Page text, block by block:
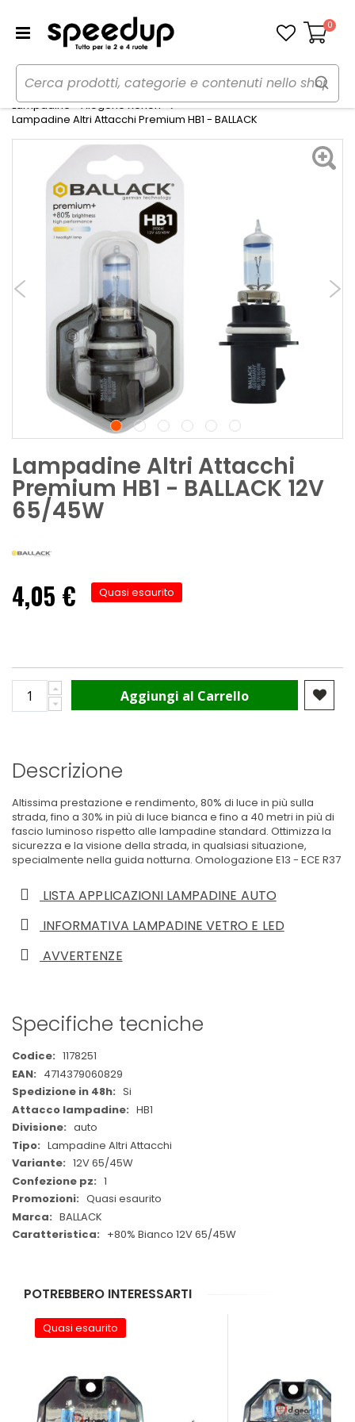
Carrello
0
Home Auto
Illuminazione
Lampadine - Alogene Xenon
Lampadine Altri Attacchi Premium HB1 - BALLACK
Lampadine Altri Attacchi
Premium HB1 - BALLACK 12V
65/45W
4,05 € Quasi esaurito
Aggiungi al Carrello
Descrizione
Altissima prestazione e rendimento, 80% di luce in più sulla
strada, fino a 30% in più di luce bianca e fino a 40 metri in più di
fascio luminoso rispetto alle lampadine standard. Ottimizza la
sicurezza e la visione della strada, in qualsiasi situazione,
specialmente nella guida notturna. Omologazione E13 - ECE R37
LISTA APPLICAZIONI LAMPADINE AUTO
INFORMATIVA LAMPADINE VETRO E LED
AVVERTENZE
Specifiche tecniche
Maggiori
Informazioni
1178251
4714379060829
Si
HB1
auto
Lampadine Altri Attacchi
12V 65/45W
1
Quasi esaurito
BALLACK
+80% Bianco 12V 65/45W
POTREBBERO INTERESSARTI
Quasi esaurito